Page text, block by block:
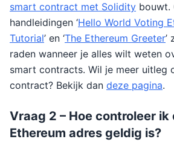
smart contract met Solidity bouwt.
handleidingen ‘Hello World Voting
Tutorial’ en ‘The Ethereum Greeter’
raden wanneer je alles wilt weten
smart contracts. Wil je meer uitleg
contract? Bekijk dan deze pagina.
Vraag 2 – Hoe controleer ik
Ethereum adres geldig is?